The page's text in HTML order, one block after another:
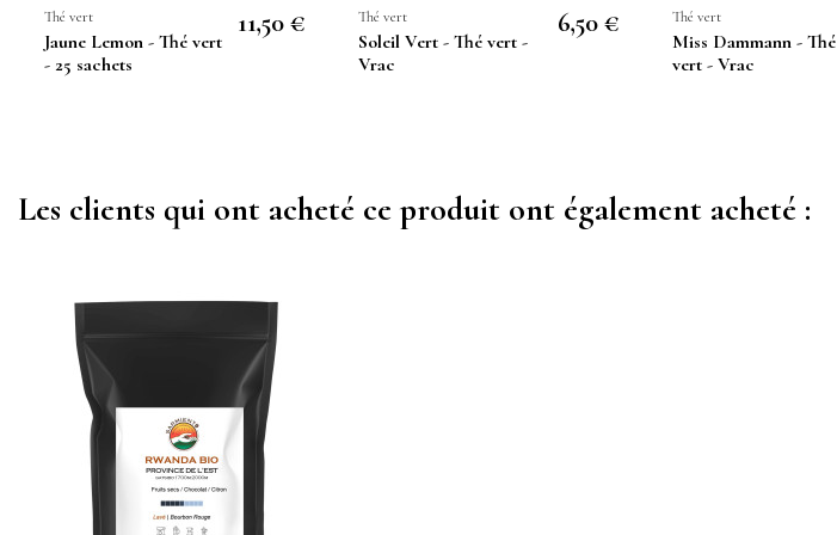
Thé vert
Jaune Lemon - Thé vert
- 25 sachets
11,50 € Thé vert
Soleil Vert - Thé vert -
Vrac
6,50 € Thé vert
Miss Dammann - Thé
vert - Vrac
Les clients qui ont acheté ce produit ont également acheté :